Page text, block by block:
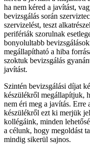
ha nem kéred a javítást,
bevizsgálás során
szervizelést, teszt
perifériák szorulnak
bonyolultabb
megállapítható a hiba
szoktuk bevizsgálás
javítást.
Szintén bevizsgálási díjat
készülékről megállapítjuk,
nem éri meg a javítás. Erre
készülékről ezt ki merjük
kollégáink, minden
a célunk, hogy megoldást
mindig sikerül sajnos.